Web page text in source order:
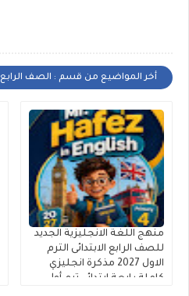
أخر المواضيع من قسم : الصف الرابع
منهج اللغة الانجليزية الجديد
للصف الرابع الابتدائى الترم
الاول 2027 مذكرة انجليزي
كاملة رابعة ابتدائي ترم أول